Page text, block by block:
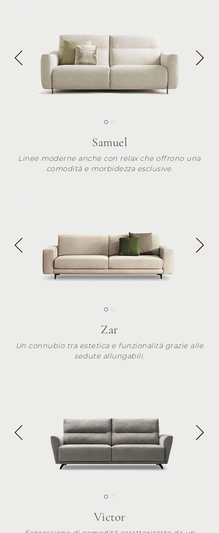
Samuel
Linee moderne anche con relax che offrono una
comodità e morbidezza esclusive.
Zar
Un connubio tra estetica e funzionalità grazie alle
sedute allungabili.
Victor